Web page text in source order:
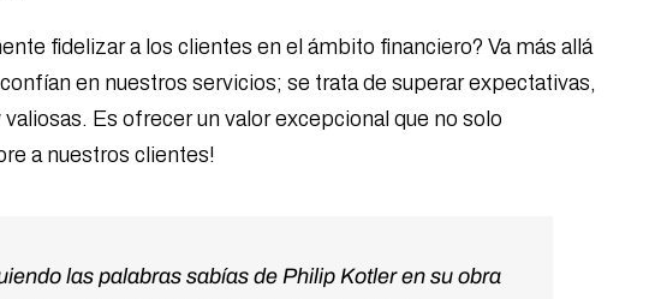
fidelizar a los clientes en el ámbito financiero? Va más allá
en nuestros servicios; se trata de superar expectativas,
Es ofrecer un valor excepcional que no solo
a nuestros clientes!
las palabras sabías de Philip Kotler en su obra